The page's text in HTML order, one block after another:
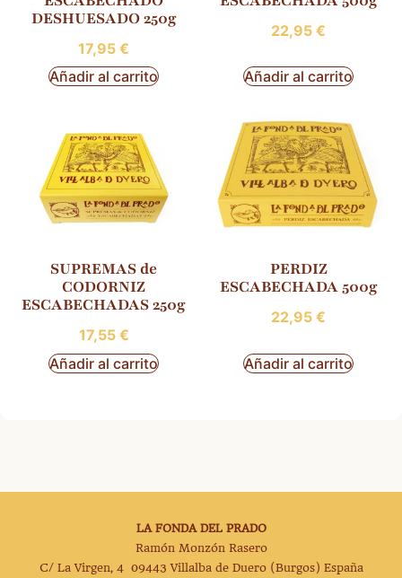
DESHUESADO 250g
17,95 €
Añadir al carrito
22,95 €
Añadir al carrito
SUPREMAS de
CODORNIZ
ESCABECHADAS 250g
17,55 €
Añadir al carrito
PERDIZ
ESCABECHADA 500g
22,95 €
Añadir al carrito
LA FONDA DEL PRADO
Ramón Monzón Rasero
C/ La Virgen, 4 09443 Villalba de Duero (Burgos) España